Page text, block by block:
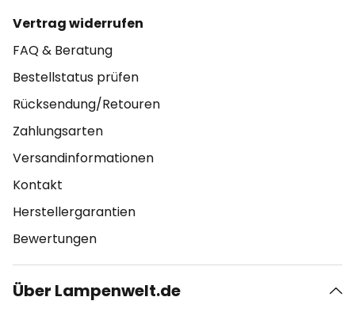
Vertrag widerrufen
FAQ & Beratung
Bestellstatus prüfen
Rücksendung/Retouren
Zahlungsarten
Versandinformationen
Kontakt
Herstellergarantien
Bewertungen
Über Lampenwelt.de